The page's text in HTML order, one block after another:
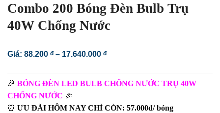
Combo 200 Bóng Đèn Bulb Trụ
40W Chống Nước
Giá: 88.200 đ – 17.640.000 đKhoảng
88.200 đ
đến
🎉 BÓNG ĐÈN LED BULB CHỐNG NƯỚC TRỤ 40W
CHỐNG NƯỚC 🎉
⏰ ƯU ĐÃI HÔM NAY CHỈ CÒN: 57.000đ/ bóng